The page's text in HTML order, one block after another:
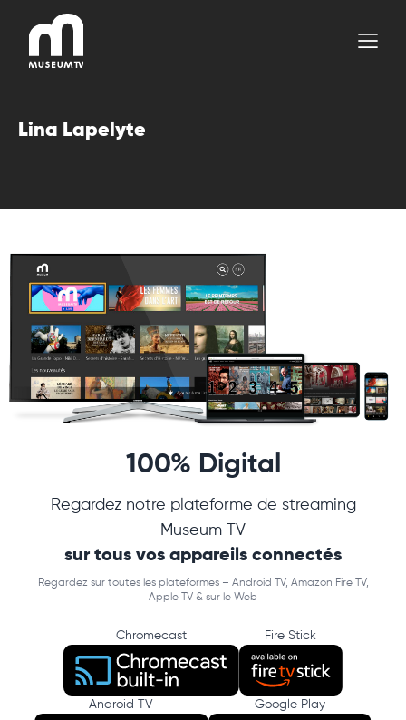
contenu
Lina Lapelyte
100% Digital
Regardez notre plateforme de streaming
Museum TV
sur tous vos appareils connectés
Regardez sur toutes les plateformes – Android TV, Amazon Fire TV,
Apple TV & sur le Web
Chromecast Fire Stick
Android TV Google Play